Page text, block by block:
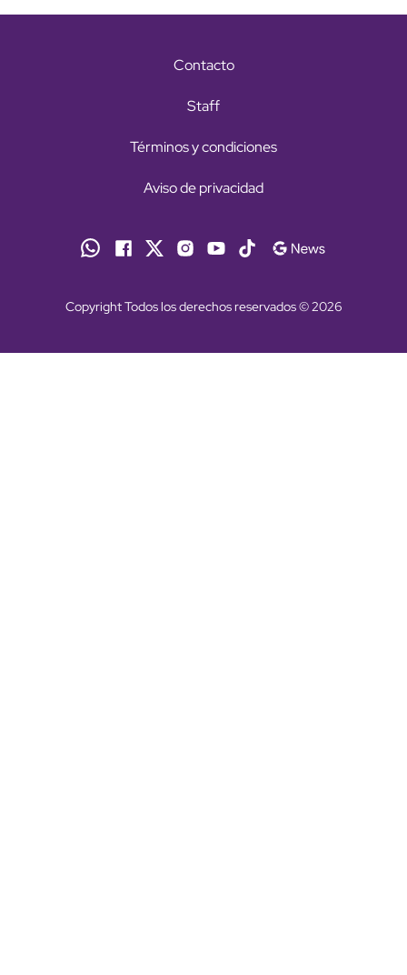
Contacto
Staff
Términos y condiciones
Aviso de privacidad
Copyright Todos los derechos reservados © 2026